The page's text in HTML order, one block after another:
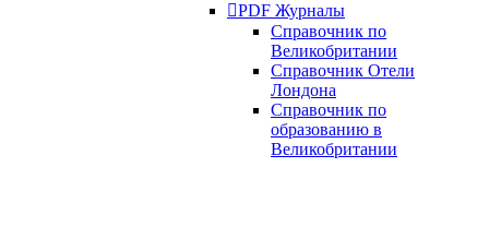
PDF Журналы
Справочник по
Великобритании
Справочник Отели
Лондона
Справочник по
образованию в
Великобритании